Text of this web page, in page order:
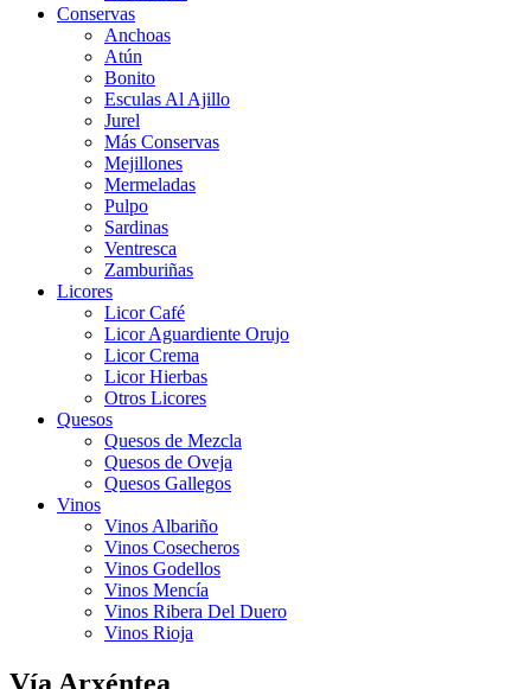
Conservas
Anchoas
Atún
Bonito
Esculas Al Ajillo
Jurel
Más Conservas
Mejillones
Mermeladas
Pulpo
Sardinas
Ventresca
Zamburiñas
Licores
Licor Café
Licor Aguardiente Orujo
Licor Crema
Licor Hierbas
Otros Licores
Quesos
Quesos de Mezcla
Quesos de Oveja
Quesos Gallegos
Vinos
Vinos Albariño
Vinos Cosecheros
Vinos Godellos
Vinos Mencía
Vinos Ribera Del Duero
Vinos Rioja